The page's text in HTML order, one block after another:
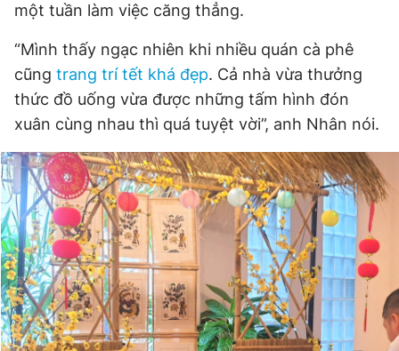
một tuần làm việc căng thẳng.
“Mình thấy ngạc nhiên khi nhiều quán cà phê
cũng trang trí tết khá đẹp. Cả nhà vừa thưởng
thức đồ uống vừa được những tấm hình đón
xuân cùng nhau thì quá tuyệt vời”, anh Nhân nói.